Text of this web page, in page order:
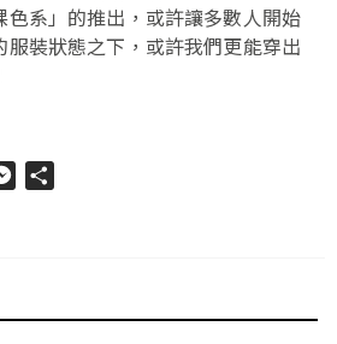
色系」的推出，或許讓多數人開始
服裝狀態之下，或許我們更能穿出
Messenger